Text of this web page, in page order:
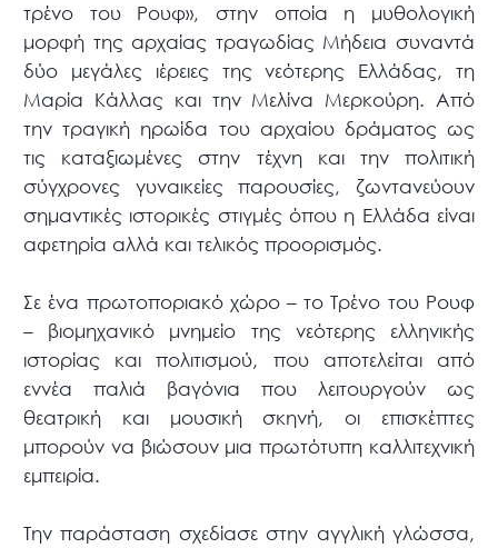
τρένο του Ρουφ», στην οποία η μυθολογική
μορφή της αρχαίας τραγωδίας Μήδεια συναντά
δύο μεγάλες ιέρειες της νεότερης Ελλάδας, τη
Μαρία Κάλλας και την Μελίνα Μερκούρη. Από
την τραγική ηρωίδα του αρχαίου δράματος ως
τις καταξιωμένες στην τέχνη και την πολιτική
σύγχρονες γυναικείες παρουσίες, ζωντανεύουν
σημαντικές ιστορικές στιγμές όπου η Ελλάδα είναι
αφετηρία αλλά και τελικός προορισμός.
Σε ένα πρωτοποριακό χώρο – το Τρένο του Ρουφ
– βιομηχανικό μνημείο της νεότερης ελληνικής
ιστορίας και πολιτισμού, που αποτελείται από
εννέα παλιά βαγόνια που λειτουργούν ως
θεατρική και μουσική σκηνή, οι επισκέπτες
μπορούν να βιώσουν μια πρωτότυπη καλλιτεχνική
εμπειρία.
Την παράσταση σχεδίασε στην αγγλική γλώσσα,